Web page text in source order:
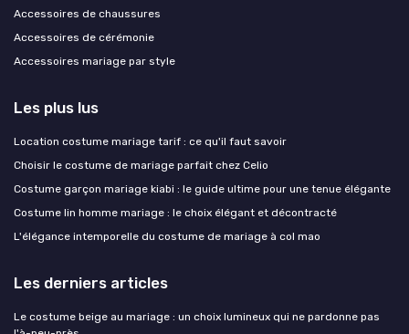
Accessoires de chaussures
Accessoires de cérémonie
Accessoires mariage par style
Les plus lus
Location costume mariage tarif : ce qu'il faut savoir
Choisir le costume de mariage parfait chez Celio
Costume garçon mariage kiabi : le guide ultime pour une tenue élégante
Costume lin homme mariage : le choix élégant et décontracté
L'élégance intemporelle du costume de mariage à col mao
Les derniers articles
Le costume beige au mariage : un choix lumineux qui ne pardonne pas